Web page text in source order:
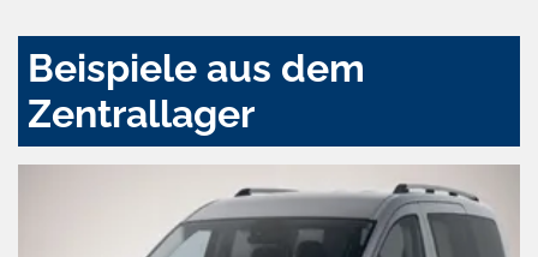
Beispiele aus dem
Zentrallager